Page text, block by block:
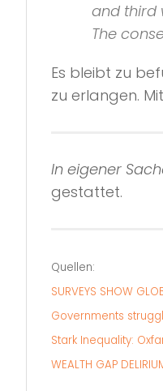
and third
The
Es bleibt zu
zu erlangen.
In eigener
gestattet.
Quellen:
SURVEYS SHOW
Governments
Stark Inequality:
WEALTH GAP